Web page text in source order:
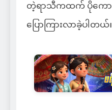
တဲ့ရာသီကထက် ပိုကော
ပြောကြားလာခဲ့ပါတယ်